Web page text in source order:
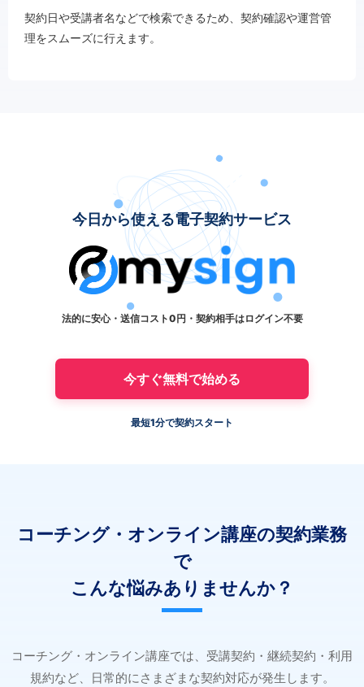
契約日や受講者名などで検索できるため、契約確認や運営管
理をスムーズに行えます。
今日から使える電子契約サービス
法的に安心・送信コスト0円・契約相手はログイン不要
今すぐ無料で始める
最短1分で契約スタート
コーチング・オンライン講座の契約業務
で
こんな悩みありませんか？
コーチング・オンライン講座では、受講契約・継続契約・利用
規約など、日常的にさまざまな契約対応が発生します。